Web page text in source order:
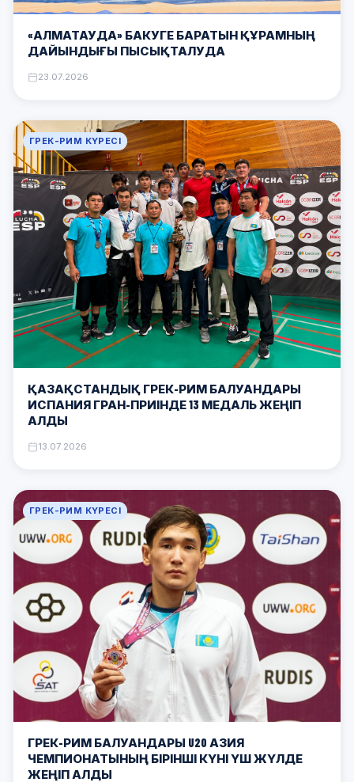
«АЛМАТАУДА» БАКУГЕ БАРАТЫН ҚҰРАМНЫҢ
ДАЙЫНДЫҒЫ ПЫСЫҚТАЛУДА
23.07.2026
ГРЕК-РИМ КҮРЕСІ
ҚАЗАҚСТАНДЫҚ ГРЕК-РИМ БАЛУАНДАРЫ
ИСПАНИЯ ГРАН-ПРИІНДЕ 13 МЕДАЛЬ ЖЕҢІП
АЛДЫ
13.07.2026
ГРЕК-РИМ КҮРЕСІ
ГРЕК-РИМ БАЛУАНДАРЫ U20 АЗИЯ
ЧЕМПИОНАТЫНЫҢ БІРІНШІ КҮНІ ҮШ ЖҮЛДЕ
ЖЕҢІП АЛДЫ